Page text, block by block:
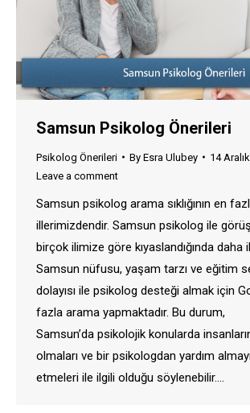
Samsun Psikolog Önerileri
Psikolog Önerileri By Esra Ulubey
14
Leave a comment
Samsun psikolog arama sıklığının en
illerimizdendir. Samsun psikolog ile
birçok ilimize göre kıyaslandığında daha
Samsun nüfusu, yaşam tarzı ve eğitim
dolayısı ile psikolog desteği almak için
fazla arama yapmaktadır. Bu durum,
Samsun’da psikolojik konularda
olmaları ve bir psikologdan yardım
etmeleri ile ilgili olduğu söylenebilir.…